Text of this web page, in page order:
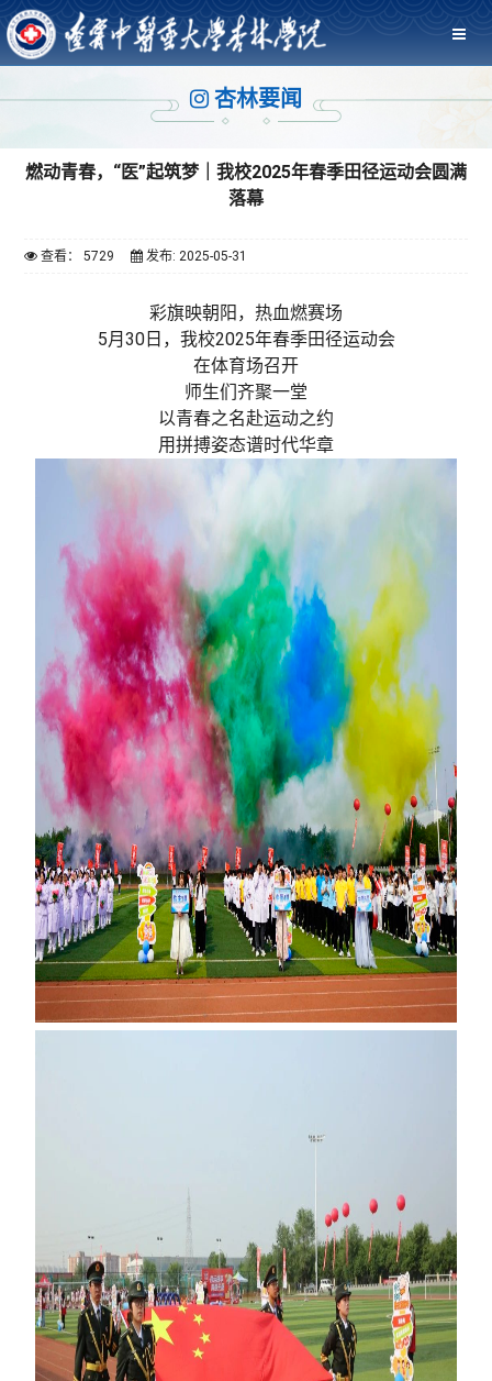
杏林要闻
燃动青春，“医”起筑梦｜我校2025年春季田径运动会圆满
落幕
查看： 5729 发布: 2025-05-31
彩旗映朝阳，热血燃赛场
5月30日，我校2025年春季田径运动会
在体育场召开
师生们齐聚一堂
以青春之名赴运动之约
用拼搏姿态谱时代华章